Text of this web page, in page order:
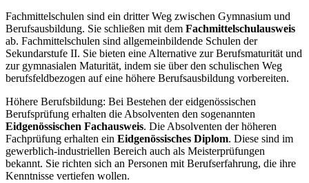
Fachmittelschulen sind ein dritter Weg zwischen Gymnasium und
Berufsausbildung. Sie schließen mit dem Fachmittelschulausweis
ab. Fachmittelschulen sind allgemeinbildende Schulen der
Sekundarstufe II. Sie bieten eine Alternative zur Berufsmaturität und
zur gymnasialen Maturität, indem sie über den schulischen Weg
berufsfeldbezogen auf eine höhere Berufsausbildung vorbereiten.
Höhere Berufsbildung: Bei Bestehen der eidgenössischen
Berufsprüfung erhalten die Absolventen den sogenannten
Eidgenössischen Fachausweis. Die Absolventen der höheren
Fachprüfung erhalten ein Eidgenössisches Diplom. Diese sind im
gewerblich-industriellen Bereich auch als Meisterprüfungen
bekannt. Sie richten sich an Personen mit Berufserfahrung, die ihre
Kenntnisse vertiefen wollen.